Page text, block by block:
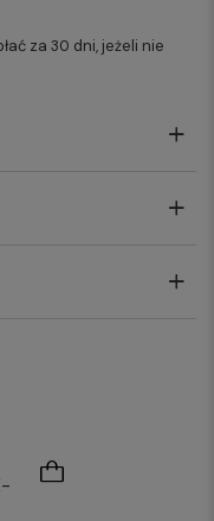
za 30 dni, jeżeli nie